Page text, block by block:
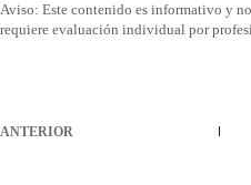
Aviso: Este contenido es informativo y
requiere evaluación individual por
ANTERIOR